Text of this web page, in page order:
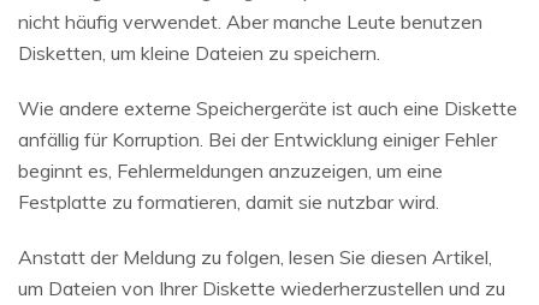
nicht häufig verwendet. Aber manche Leute benutzen
Disketten, um kleine Dateien zu speichern.
Wie andere externe Speichergeräte ist auch eine Diskette
anfällig für Korruption. Bei der Entwicklung einiger Fehler
beginnt es, Fehlermeldungen anzuzeigen, um eine
Festplatte zu formatieren, damit sie nutzbar wird.
Anstatt der Meldung zu folgen, lesen Sie diesen Artikel,
um Dateien von Ihrer Diskette wiederherzustellen und zu